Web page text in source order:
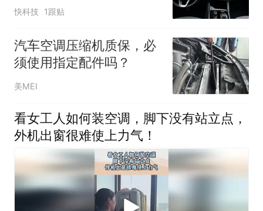
按键
快科技 1跟贴
汽车空调压缩机质保，必
须使用指定配件吗？
美MEI
看女工人如何装空调，脚下没有站立点，
外机出窗很难使上力气！